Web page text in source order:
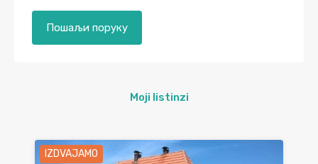
Moji listinzi
IZDVAJAMO